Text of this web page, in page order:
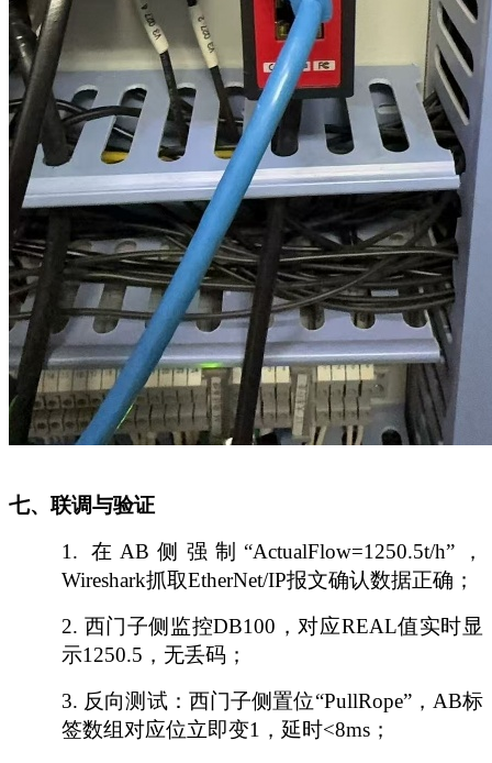
七、联调与验证
1.在 AB侧强制“ActualFlow=1250.5t/h”，
Wireshark抓取EtherNet/IP报文确认数据正确；
2. 西门子侧监控DB100，对应REAL值实时显
示1250.5，无丢码；
3. 反向测试：西门子侧置位“PullRope”，AB标
签数组对应位立即变1，延时<8ms；